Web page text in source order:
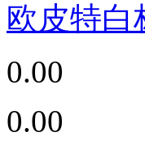
欧皮特白
0.00
0.00